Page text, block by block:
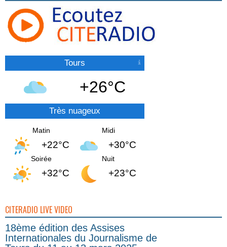
Tours
+26°C
Très nuageux
Matin
+22°C
Midi
+30°C
Soirée
+32°C
Nuit
+23°C
CITERADIO LIVE VIDEO
18ème édition des Assises
Internationales du Journalisme de